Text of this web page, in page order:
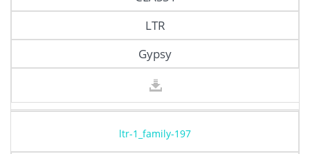
LTR
Gypsy
ltr-1_family-197